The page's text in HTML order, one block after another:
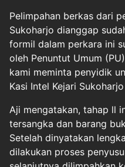
Pelimpahan berkas dari
Sukoharjo dianggap
formil dalam perkara ini
oleh Penuntut Umum
kami meminta penyidik
Kasi Intel Kejari
Aji mengatakan, tahap ll
tersangka dan barang
Setelah dinyatakan
dilakukan proses